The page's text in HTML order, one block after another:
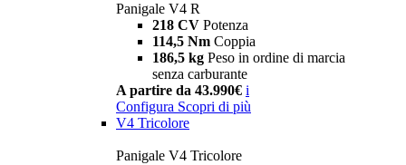
Panigale V4 R
218 CV Potenza
114,5 Nm Coppia
186,5 kg Peso in ordine di marcia
senza carburante
A partire da 43.990€ i
Configura Scopri di più
V4 Tricolore
Panigale V4 Tricolore